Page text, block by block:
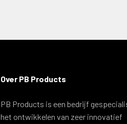
Over PB Products
PB Products is een bedrijf
het ontwikkelen van zeer innovatief